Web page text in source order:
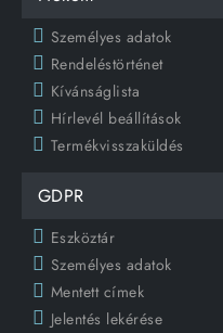
Személyes adatok
Rendeléstörténet
Kívánságlista
Hírlevél beállítások
Termékvisszaküldés
GDPR
Eszköztár
Személyes adatok
Mentett címek
Jelentés lekérése